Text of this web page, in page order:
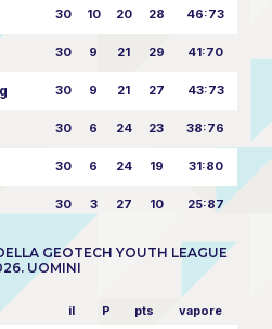
30 10 20 28 46:73
30 9 21 29 41:70
30 9 21 27 43:73
30 6 24 23 38:76
30 6 24 19 31:80
30 3 27 10 25:87
GEOTECH YOUTH LEAGUE
UOMINI
il P pts vapore